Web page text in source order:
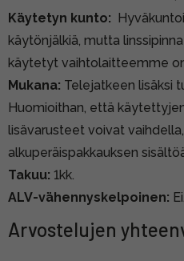
Käytetyn kunto:
käytönjälkiä, mutta
käytetyt vaihtolaitteemme
Mukana: Telejatkeen lisäksi
Huomioithan, että
lisävarusteet voivat
alkuperäispakkauksen
Takuu: 1kk.
ALV-vähennyskelpoinen: Ei.
Arvostelujen